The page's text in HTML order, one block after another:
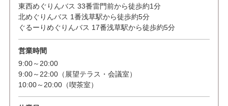
東西めぐりんバス 33番雷門前から徒歩約1分
北めぐりんバス 1番浅草駅から徒歩約5分
ぐるーりめぐりんバス 17番浅草駅から徒歩約5分
営業時間
9:00～20:00
9:00～22:00（展望テラス・会議室）
10:00～20:00（喫茶室）